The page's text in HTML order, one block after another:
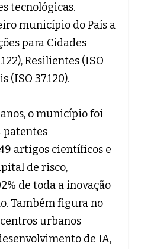
tecnológicas.
município do País a
para Cidades
Resilientes (ISO
(ISO 37.120).
o município foi
patentes
artigos científicos e
de risco,
de toda a inovação
Também figura no
urbanos
de IA,